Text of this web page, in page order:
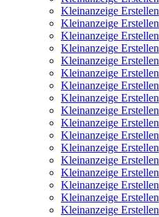
Kleinanzeige Erstellen
Kleinanzeige Erstellen
Kleinanzeige Erstellen
Kleinanzeige Erstellen
Kleinanzeige Erstellen
Kleinanzeige Erstellen
Kleinanzeige Erstellen
Kleinanzeige Erstellen
Kleinanzeige Erstellen
Kleinanzeige Erstellen
Kleinanzeige Erstellen
Kleinanzeige Erstellen
Kleinanzeige Erstellen
Kleinanzeige Erstellen
Kleinanzeige Erstellen
Kleinanzeige Erstellen
Kleinanzeige Erstellen